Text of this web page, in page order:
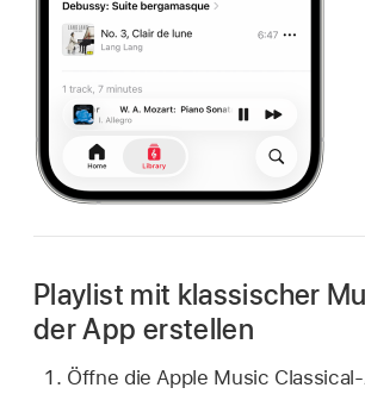
Playlist mit klassischer
der App erstellen
Öffne die Apple Music Classical-